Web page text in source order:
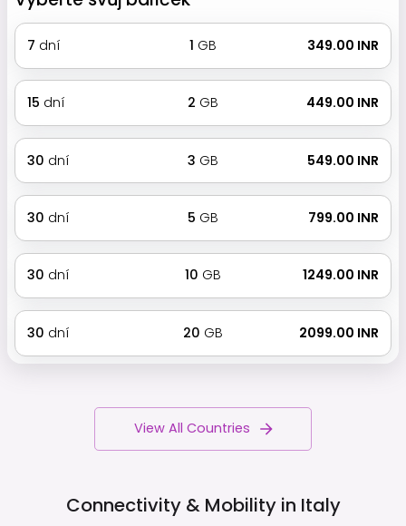
7 dní 1 GB ₹ 349.00 INR
15 dní 2 GB ₹ 449.00 INR
30 dní 3 GB ₹ 549.00 INR
30 dní 5 GB ₹ 799.00 INR
30 dní 10 GB ₹ 1249.00 INR
30 dní 20 GB ₹ 2099.00 INR
View All Countries
Connectivity & Mobility in Italy